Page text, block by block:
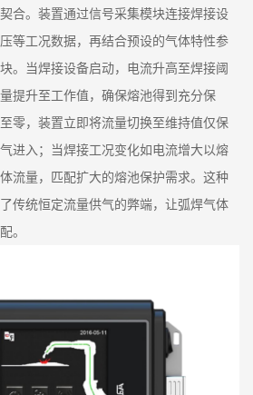
合。装置通过信号采集模块连接焊接设
等工况数据，再结合预设的气体特性参
。当焊接设备启动，电流升高至焊接阈
提升至工作值，确保熔池得到充分保
零，装置立即将流量切换至维持值仅保
进入；当焊接工况变化如电流增大以熔
流量，匹配扩大的熔池保护需求。这种
传统恒定流量供气的弊端，让弧焊气体
。